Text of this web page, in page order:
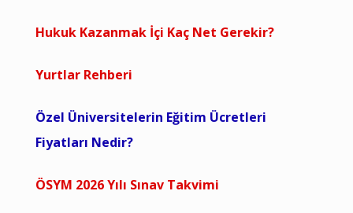
Hukuk Kazanmak İçi Kaç Net Gerekir?
Yurtlar Rehberi
Özel Üniversitelerin Eğitim Ücretleri
Fiyatları Nedir?
ÖSYM 2026 Yılı Sınav Takvimi